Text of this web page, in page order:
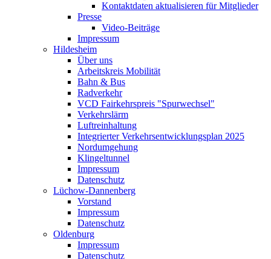
Kontaktdaten aktualisieren für Mitglieder
Presse
Video-Beiträge
Impressum
Hildesheim
Über uns
Arbeitskreis Mobilität
Bahn & Bus
Radverkehr
VCD Fairkehrspreis "Spurwechsel"
Verkehrslärm
Luftreinhaltung
Integrierter Verkehrsentwicklungsplan 2025
Nordumgehung
Klingeltunnel
Impressum
Datenschutz
Lüchow-Dannenberg
Vorstand
Impressum
Datenschutz
Oldenburg
Impressum
Datenschutz